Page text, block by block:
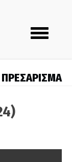
Toggle
navigation
ΠΡΕΣΑΡΙΣΜΑ